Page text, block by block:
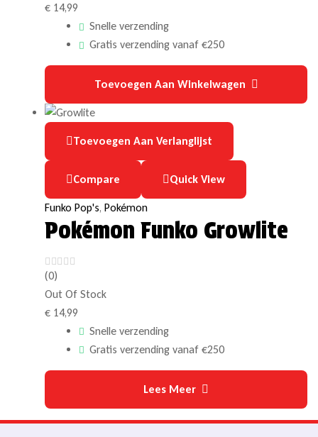
€ 14,99
Snelle verzending
Gratis verzending vanaf €250
Toevoegen Aan Winkelwagen
Toevoegen Aan Verlanglijst
Compare Quick View
Funko Pop's, Pokémon
Pokémon Funko Growlite
(0)
Out Of Stock
€ 14,99
Snelle verzending
Gratis verzending vanaf €250
Lees Meer